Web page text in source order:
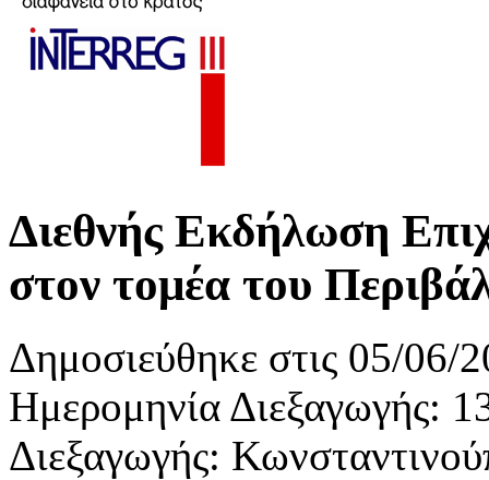
Διεθνής Εκδήλωση
στον τομέα του
Δημοσιεύθηκε στις 05/06/
Ημερομηνία Διεξαγωγής:
Διεξαγωγής: